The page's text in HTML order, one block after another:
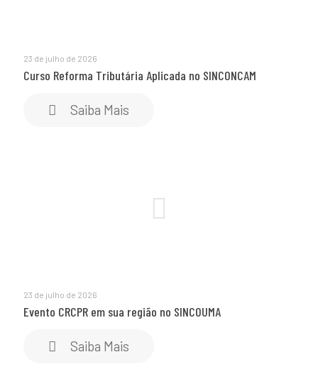
23 de julho de 2026
Curso Reforma Tributária Aplicada no SINCONCAM
Saiba Mais
23 de julho de 2026
Evento CRCPR em sua região no SINCOUMA
Saiba Mais